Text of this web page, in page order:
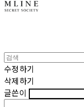
수정하기
삭제하기
글쓴이